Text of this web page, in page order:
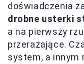
doświadczenia
drobne usterki
a na pierwszy
przerażające.
system, a innym